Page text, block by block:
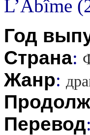
Год
Страна:
Жанр:
Перевод: